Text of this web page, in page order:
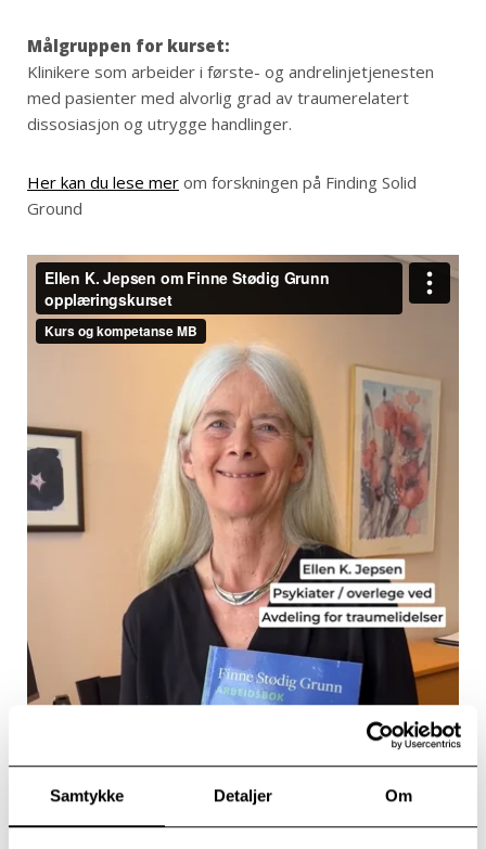
Samtykke Detaljer Om
Målgruppen for kurset:
Klinikere som arbeider i første- og andrelinjetjenesten
med pasienter med alvorlig grad av traumerelatert
dissosiasjon og utrygge handlinger.
Her kan du lese mer om forskningen på Finding Solid
Ground